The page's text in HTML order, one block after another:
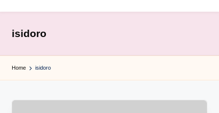
c
o
n
u
isidoro
Home isidoro